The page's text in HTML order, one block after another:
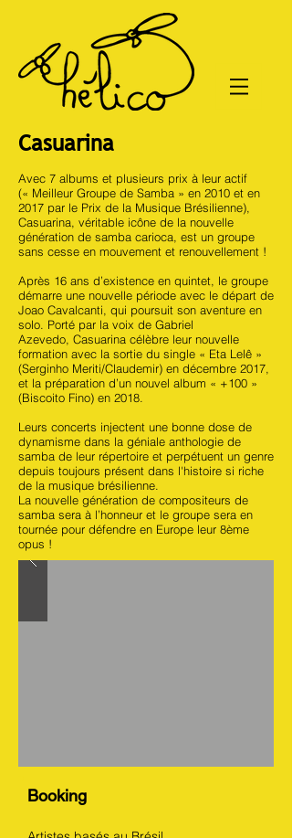
Casuarina
Avec 7 albums et plusieurs prix à leur actif
(« Meilleur Groupe de Samba » en 2010 et en
2017 par le Prix de la Musique Brésilienne),
Casuarina, véritable icône de la nouvelle
génération de samba carioca, est un groupe
sans cesse en mouvement et renouvellement !
Après 16 ans d’existence en quintet, le groupe
démarre une nouvelle période avec le départ de
Joao Cavalcanti, qui poursuit son aventure en
solo. Porté par la voix de Gabriel
Azevedo, Casuarina célèbre leur nouvelle
formation avec la sortie du single « Eta Lelê »
(Serginho Meriti/Claudemir) en décembre 2017,
et la préparation d’un nouvel album « +100 »
(Biscoito Fino) en 2018.
Leurs concerts injectent une bonne dose de
dynamisme dans la géniale anthologie de
samba de leur répertoire et perpétuent un genre
depuis toujours présent dans l'histoire si riche
de la musique brésilienne.
La nouvelle génération de compositeurs de
samba sera à l’honneur et le groupe sera en
tournée pour défendre en Europe leur 8ème
opus !
Booking